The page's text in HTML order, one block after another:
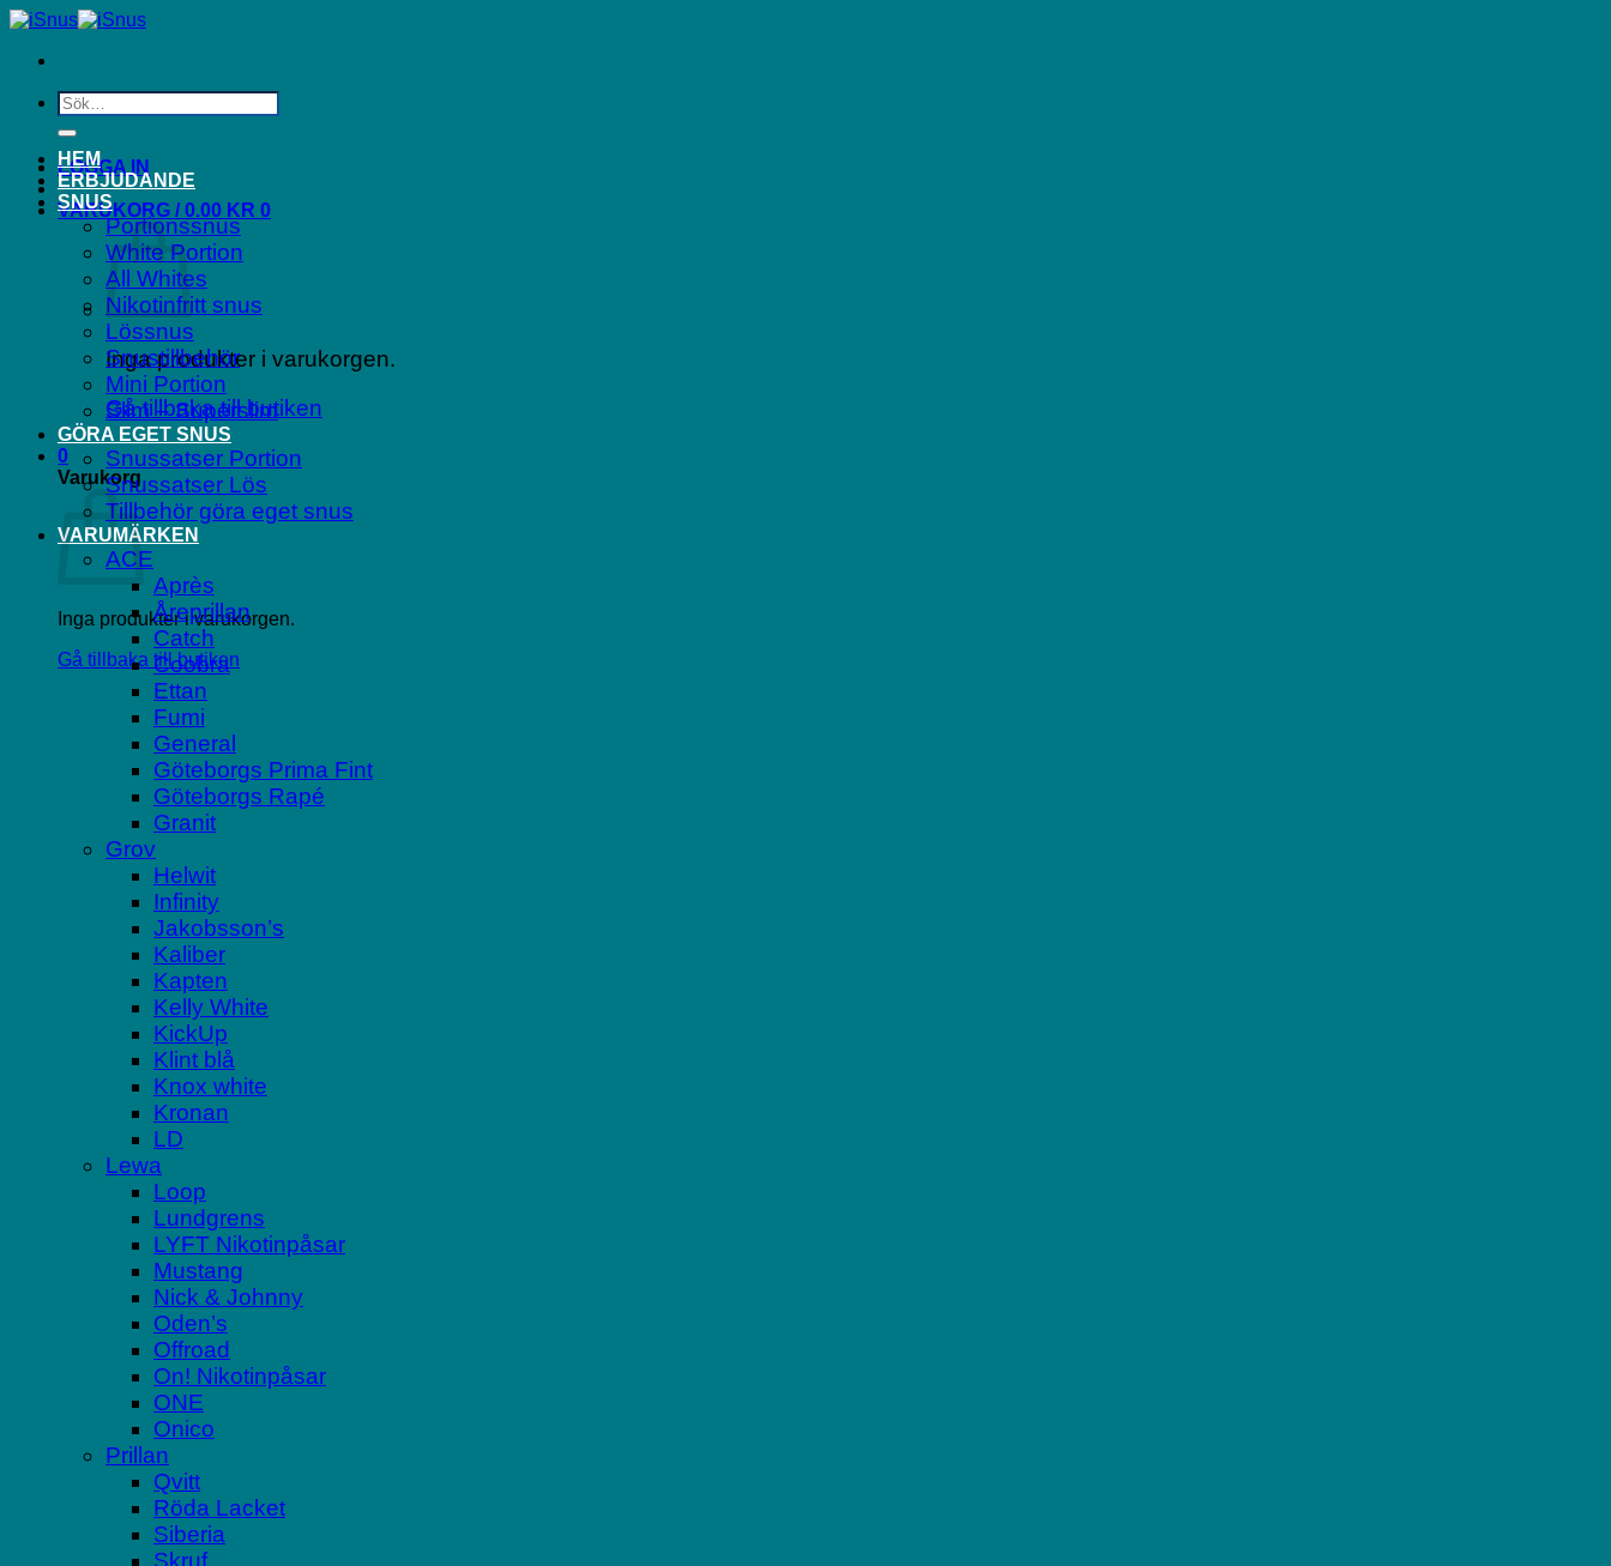
Skip
content
Sök
efter:
LOGGA IN
VARUKORG /0.00 KR 0
Inga produkter i varukorgen.
Gå tillbaka till butiken
0
Varukorg
Inga produkter i varukorgen.
Gå tillbaka till butiken
HEM
ERBJUDANDE
SNUS
Portionssnus
White Portion
All Whites
Nikotinfritt snus
Lössnus
Snustillbehör
Mini Portion
Slim – Superslim
GÖRA EGET SNUS
Snussatser Portion
Snussatser Lös
Tillbehör göra eget snus
VARUMÄRKEN
ACE
Après
Åreprillan
Catch
Coobra
Ettan
Fumi
General
Göteborgs Prima Fint
Göteborgs Rapé
Granit
Grov
Helwit
Infinity
Jakobsson’s
Kaliber
Kapten
Kelly White
KickUp
Klint blå
Knox white
Kronan
LD
Lewa
Loop
Lundgrens
LYFT Nikotinpåsar
Mustang
Nick & Johnny
Oden’s
Offroad
On! Nikotinpåsar
ONE
Onico
Prillan
Qvitt
Röda Lacket
Siberia
Skruf